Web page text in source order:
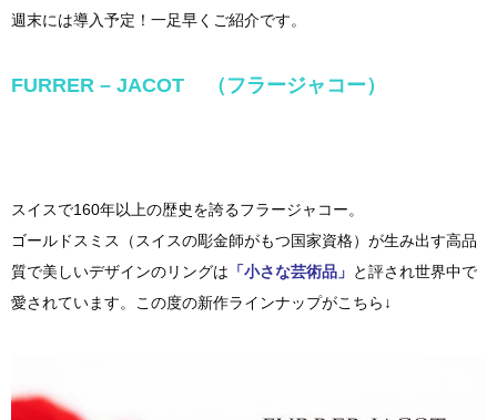
週末には導入予定！一足早くご紹介です。
FURRER – JACOT （フラージャコー）
スイスで160年以上の歴史を誇るフラージャコー。
ゴールドスミス（スイスの彫金師がもつ国家資格）が生み出す高品
質で美しいデザインのリングは 「小さな芸術品」 と評され世界中で
愛されています。この度の新作ラインナップがこちら↓